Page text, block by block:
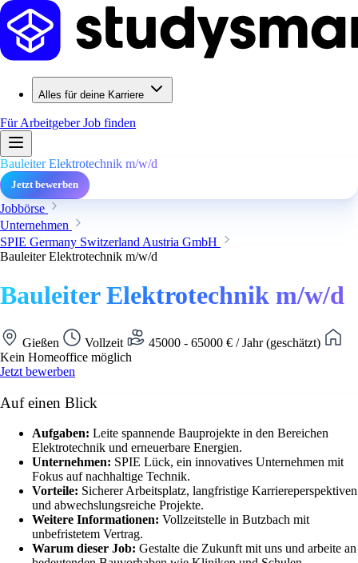
Alles für deine Karriere
Für ArbeitgeberJob finden
Bauleiter Elektrotechnik m/w/d
Jetzt bewerben
Jobbörse
Unternehmen
SPIE Germany Switzerland Austria GmbH
Bauleiter Elektrotechnik m/w/d
Bauleiter Elektrotechnik m/w/d
Gießen Vollzeit
45000 - 65000 € / Jahr (geschätzt)
Kein Homeoffice möglich
Jetzt bewerben
Auf einen Blick
Aufgaben: Leite spannende Bauprojekte in den Bereichen
Elektrotechnik und erneuerbare Energien.
Unternehmen: SPIE Lück, ein innovatives Unternehmen mit
Fokus auf nachhaltige Technik.
Vorteile: Sicherer Arbeitsplatz, langfristige Karriereperspektiven
und abwechslungsreiche Projekte.
Weitere Informationen: Vollzeitstelle in Butzbach mit
unbefristetem Vertrag.
Warum dieser Job: Gestalte die Zukunft mit uns und arbeite an